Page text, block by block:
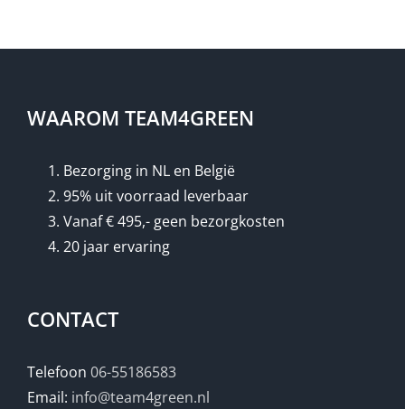
WAAROM TEAM4GREEN
Bezorging in NL en België
95% uit voorraad leverbaar
Vanaf € 495,- geen bezorgkosten
20 jaar ervaring
CONTACT
Telefoon 06-55186583
Email: info@team4green.nl